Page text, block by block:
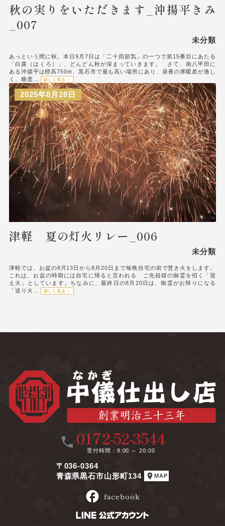
秋の実りをいただきます_沖揚平きみ
_007
未分類
あっという間に秋。本日9月7日は「二十四節気」の一つで第15番目にあたる
「白露（はくろ）」、どんどん秋が深まっていきます。 さて、南八甲田に
ある沖揚平は標高750m、黒石市で最も高い場所にあり、昼夜の寒暖差が激し
く、糖度…
詳しく見る
2025年8月28日
津軽 夏の灯火リレー_006
未分類
津軽では、お盆の8月13日から8月20日まで毎晩自宅の前で焚き火をします。
これは、お盆の時期には自宅に帰ると言われる ご先祖様の御霊を招く「迎
え火」としています。ちなみに、最終日の8月20日は、御霊がお帰りになる
「送り火…
詳しく見る
call 0172-52-3544
受付時間 8:00 ～ 20:00
〒036-0364
青森県黒石市山形町134
location_on MAP
facebook facebook